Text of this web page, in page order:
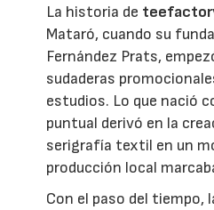
La historia de
Mataró, cuando su
Fernández Prats,
sudaderas
estudios. Lo que nació
puntual derivó en la
serigrafía textil en un
producción local
Con el paso del tiempo,